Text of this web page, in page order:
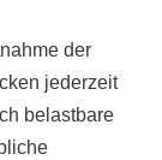
der
jederzeit
belastbare